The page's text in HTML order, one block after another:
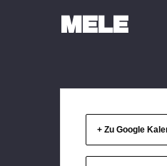
MELE
+ Zu Google